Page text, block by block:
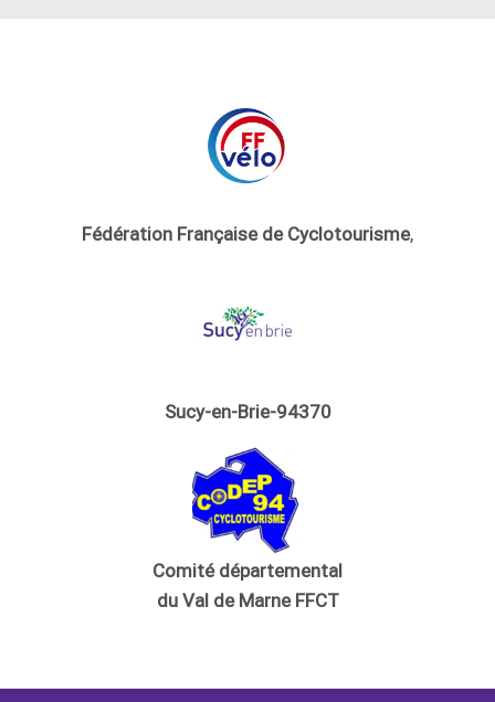
Fédération Française de Cyclotourisme,
Sucy-en-Brie-94370
Comité départemental
du Val de Marne FFCT